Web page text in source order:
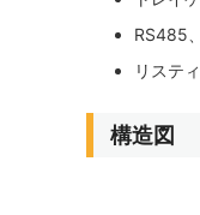
RS485
リステ
構造図